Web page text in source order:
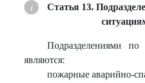
Статья 13.
Подразделениями по
являются:
пожарные аварийно-